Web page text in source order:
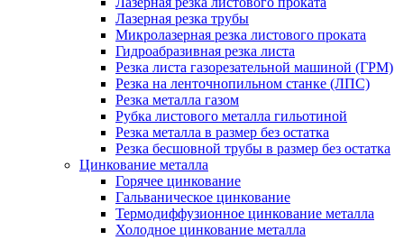
Лазерная резка трубы
Микролазерная резка листового проката
Гидроабразивная резка листа
Резка листа газорезательной машиной (ГРМ)
Резка на ленточнопильном станке (ЛПС)
Резка металла газом
Рубка листового металла гильотиной
Резка металла в размер без остатка
Резка бесшовной трубы в размер без остатка
Цинкование металла
Горячее цинкование
Гальваническое цинкование
Термодиффузионное цинкование металла
Холодное цинкование металла